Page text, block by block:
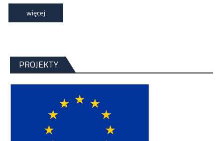
więcej
PROJEKTY